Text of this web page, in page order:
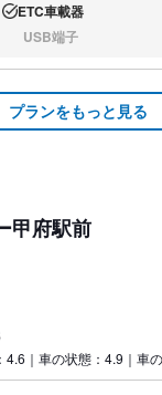
あり:ETC車載器
なし:USB端子
プランをもっと見る
甲府駅前
｜車の状態：4.9｜車